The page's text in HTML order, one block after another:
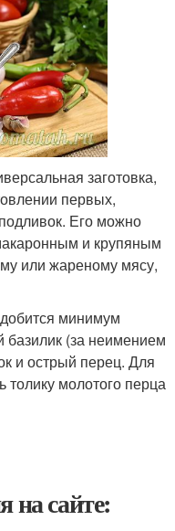
заготовка,
первых,
Его можно
и крупяным
или жареному мясу,
минимум
(за неимением
и острый перец. Для
молотого перца
на сайте: